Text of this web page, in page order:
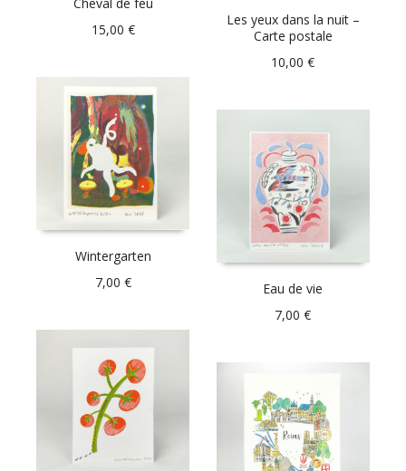
15,00 €
Les yeux dans la nuit –
Carte postale
10,00€
Wintergarten
7,00 €
Eau de vie
7,00€